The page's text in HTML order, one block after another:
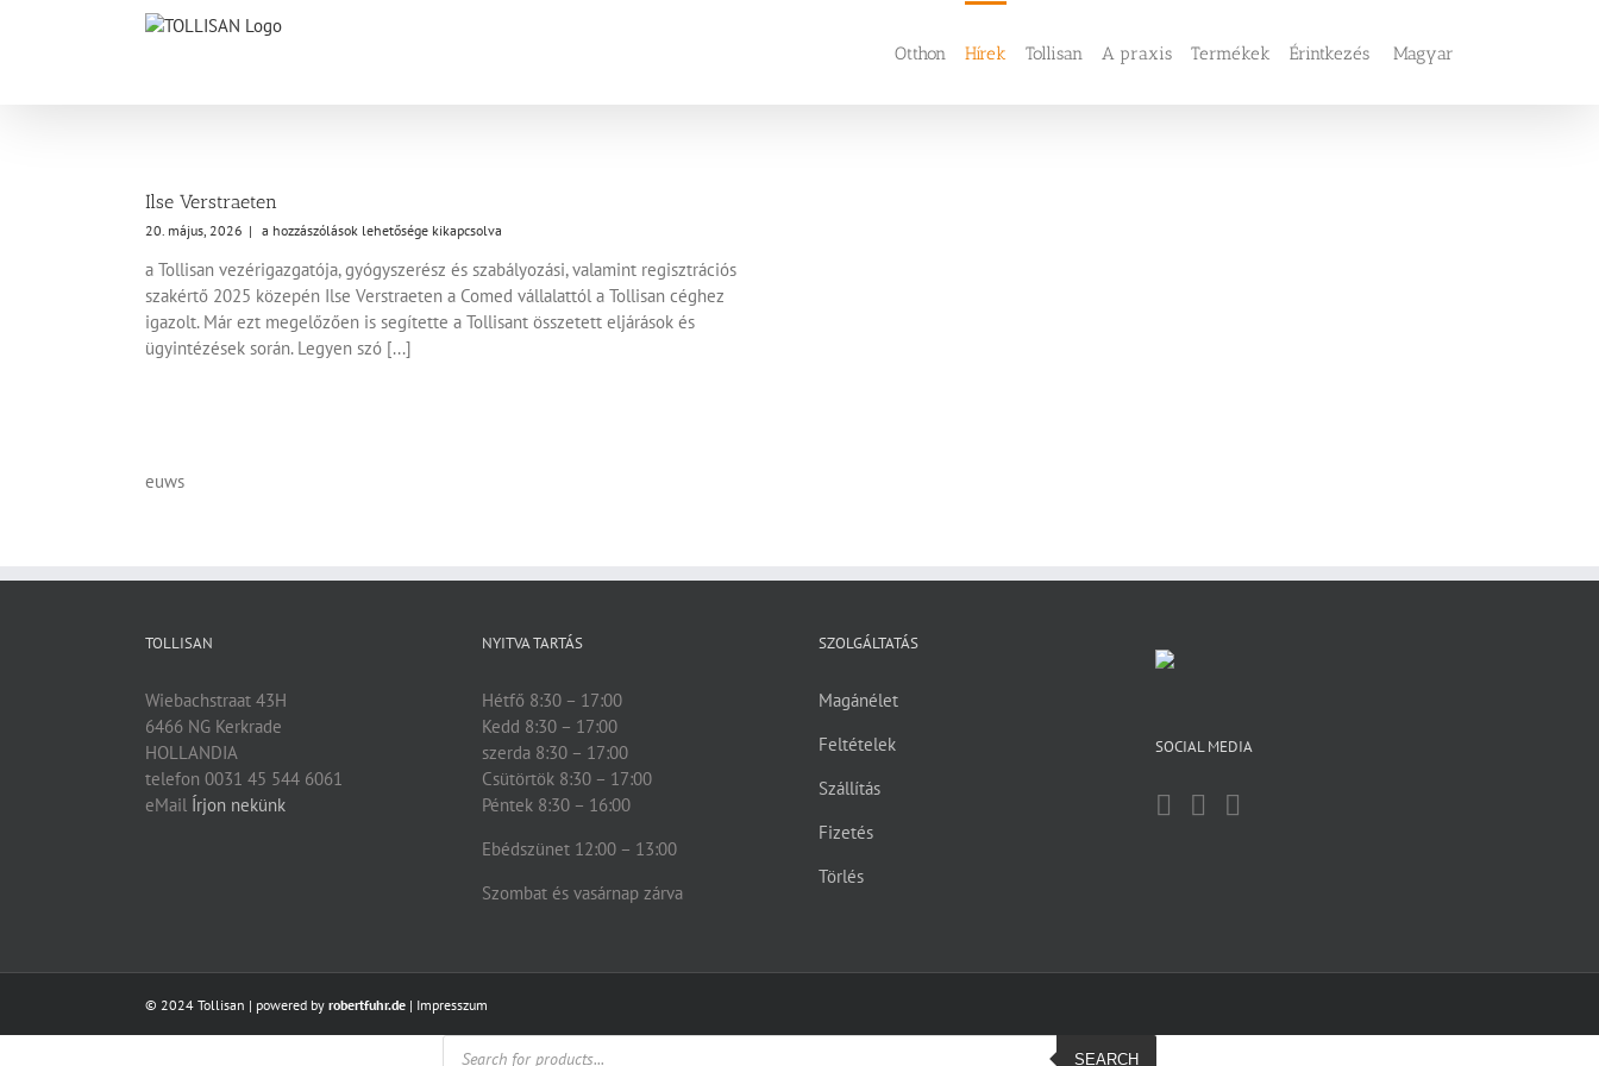
Otthon Hírek Tollisan A praxis Termékek Érintkezés Magyar
Ilse Verstraeten
20. május, 2026 | Ilse
bejegyzéshez
a hozzászólások lehetősége kikapcsolva
a Tollisan vezérigazgatója, gyógyszerész és szabályozási, valamint regisztrációs
szakértő 2025 közepén Ilse Verstraeten a Comed vállalattól a Tollisan céghez
igazolt. Már ezt megelőzően is segítette a Tollisant összetett eljárások és
ügyintézések során. Legyen szó [...]
euws
TOLLISAN
Wiebachstraat 43H
6466 NG Kerkrade
HOLLANDIA
telefon 0031 45 544 6061
eMail Írjon nekünk
NYITVA TARTÁS
Hétfő 8:30 – 17:00
Kedd 8:30 – 17:00
szerda 8:30 – 17:00
Csütörtök 8:30 – 17:00
Péntek 8:30 – 16:00
Ebédszünet 12:00 – 13:00
Szombat és vasárnap zárva
SZOLGÁLTATÁS
Magánélet
Feltételek
Szállítás
Fizetés
Törlés
SOCIAL MEDIA
© 2024 Tollisan | powered by robertfuhr.de | Impresszum
Products
search SEARCH